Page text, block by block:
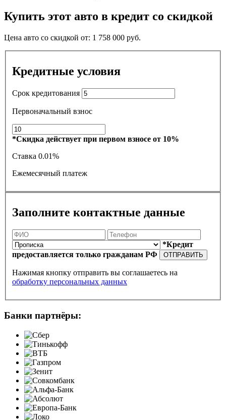
Купить этот авто в кредит со скидкой
Цена авто со скидкой от: 1 758 000 руб.
Кредитные условия
Срок кредитования
Первоначальный взнос
*Скидка действует при первом взносе от 10%
Ставка 0.01%
Ежемесячный платеж
Заполните контактные данные
*Кредит
предоставляется только гражданам РФ
ОТПРАВИТЬ
Нажимая кнопку отправить вы соглашаетесь на
обработку персональных данных
Банки партнёры: